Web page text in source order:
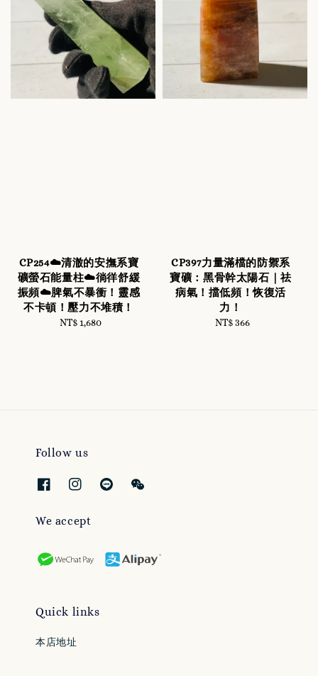
CP254☁️清澈的安撫系寶
礦螢石能量柱☁️徜徉舒緩
振頻☁️脾氣不暴衝！靈感
不卡頓！壓力不堆積！
Regular
NT$ 1,680
CP397力量滿檔的防禦系
寶礦：黑骨幹太陽石｜祛
病氣！擋低頻！恢復活
力！
Regular
NT$ 366
Follow us
We accept
Quick links
本店地址